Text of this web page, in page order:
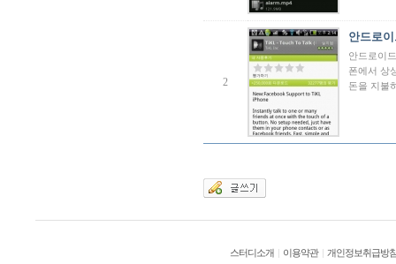
2
안드로
안드로이
폰에서 상
돈을 지불
스터디소개 | 이용약관 | 개인정보취급방